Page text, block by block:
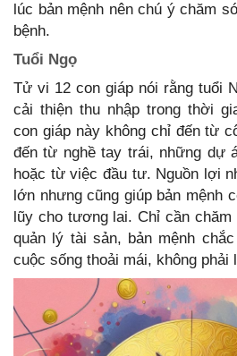
lúc bản mệnh nên chú ý chăm
bệnh.
Tuổi Ngọ
Tử vi 12 con giáp nói rằng tuổi
cải thiện thu nhập trong thời
con giáp này không chỉ đến từ
đến từ nghề tay trái, những dự
hoặc từ việc đầu tư. Nguồn lợi
lớn nhưng cũng giúp bản mệnh
lũy cho tương lai. Chỉ cần
quản lý tài sản, bản mệnh
cuộc sống thoải mái, không phải